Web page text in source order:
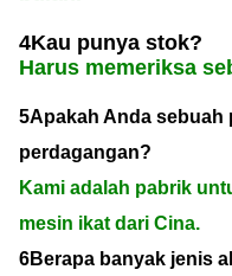
4Kau punya stok?
Harus memeriksa
5Apakah Anda sebuah
perdagangan?
Kami adalah pabrik
mesin ikat dari Cina.
6Berapa banyak jenis